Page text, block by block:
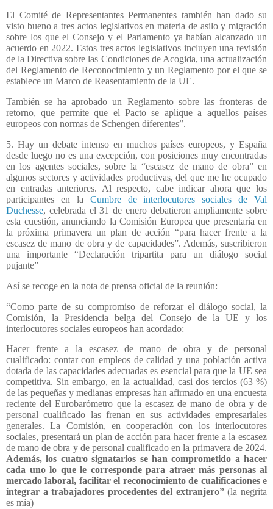
El Comité de Representantes Permanentes también han dado su
visto bueno a tres actos legislativos en materia de asilo y migración
sobre los que el Consejo y el Parlamento ya habían alcanzado un
acuerdo en 2022. Estos tres actos legislativos incluyen una revisión
de la Directiva sobre las Condiciones de Acogida, una actualización
del Reglamento de Reconocimiento y un Reglamento por el que se
establece un Marco de Reasentamiento de la UE.
También se ha aprobado un Reglamento sobre las fronteras de
retorno, que permite que el Pacto se aplique a aquellos países
europeos con normas de Schengen diferentes”.
5. Hay un debate intenso en muchos países europeos, y España
desde luego no es una excepción, con posiciones muy encontradas
en los agentes sociales, sobre la “escasez de mano de obra” en
algunos sectores y actividades productivas, del que me he ocupado
en entradas anteriores. Al respecto, cabe indicar ahora que los
participantes en la Cumbre de interlocutores sociales de Val
Duchesse, celebrada el 31 de enero debatieron ampliamente sobre
esta cuestión, anunciando la Comisión Europea que presentaría en
la próxima primavera un plan de acción “para hacer frente a la
escasez de mano de obra y de capacidades”. Además, suscribieron
una importante “Declaración tripartita para un diálogo social
pujante”
Así se recoge en la nota de prensa oficial de la reunión:
“Como parte de su compromiso de reforzar el diálogo social, la
Comisión, la Presidencia belga del Consejo de la UE y los
interlocutores sociales europeos han acordado:
Hacer frente a la escasez de mano de obra y de personal
cualificado: contar con empleos de calidad y una población activa
dotada de las capacidades adecuadas es esencial para que la UE sea
competitiva. Sin embargo, en la actualidad, casi dos tercios (63 %)
de las pequeñas y medianas empresas han afirmado en una encuesta
reciente del Eurobarómetro que la escasez de mano de obra y de
personal cualificado las frenan en sus actividades empresariales
generales. La Comisión, en cooperación con los interlocutores
sociales, presentará un plan de acción para hacer frente a la escasez
de mano de obra y de personal cualificado en la primavera de 2024.
Además, los cuatro signatarios se han comprometido a hacer
cada uno lo que le corresponde para atraer más personas al
mercado laboral, facilitar el reconocimiento de cualificaciones e
integrar a trabajadores procedentes del extranjero”(la negrita
es mía)